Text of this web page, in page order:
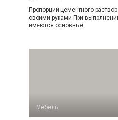
Пропорции цементного
своими руками При
имеются основные
Мебель